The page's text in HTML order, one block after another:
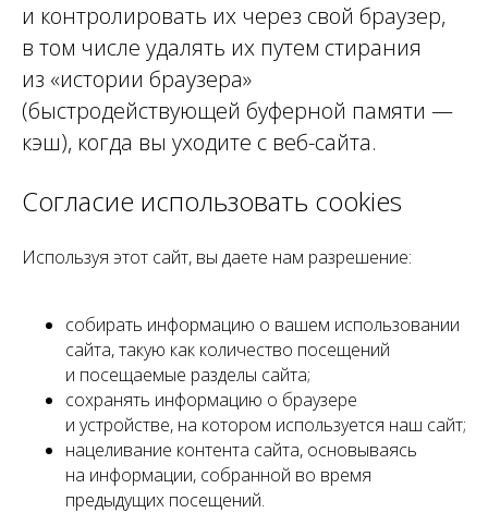
и контролировать их через свой браузер,
в том числе удалять их путем стирания
из «истории браузера»
(быстродействующей буферной памяти —
кэш), когда вы уходите с веб-сайта.
Согласие использовать cookies
Используя этот сайт, вы даете нам разрешение:
собирать информацию о вашем использовании
сайта, такую как количество посещений
и посещаемые разделы сайта;
сохранять информацию о браузере
и устройстве, на котором используется наш сайт;
нацеливание контента сайта, основываясь
на информации, собранной во время
предыдущих посещений.